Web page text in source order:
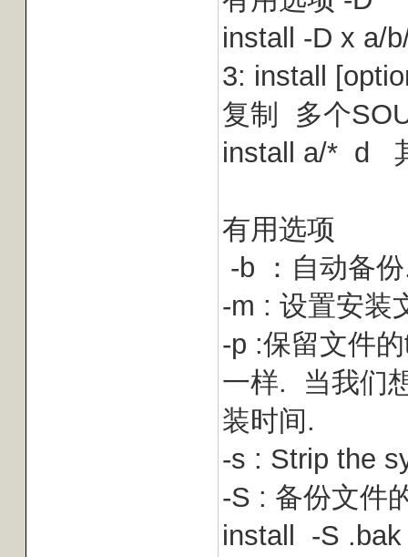
install -D x
3: install
复制 多个
install a/* d
有用选项
-b ：自动备
-m : 设置安装
-p :保留文件
一样. 当我们
装时间.
-s : Strip the
-S : 备份文件
install -S